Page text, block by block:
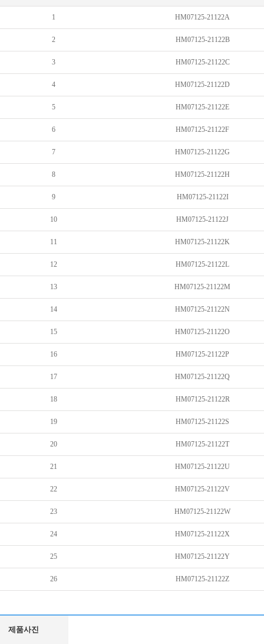
1 HM07125-21122A
2 HM07125-21122B
3 HM07125-21122C
4 HM07125-21122D
5 HM07125-21122E
6 HM07125-21122F
7 HM07125-21122G
8 HM07125-21122H
9 HM07125-21122I
10 HM07125-21122J
11 HM07125-21122K
12 HM07125-21122L
13 HM07125-21122M
14 HM07125-21122N
15 HM07125-21122O
16 HM07125-21122P
17 HM07125-21122Q
18 HM07125-21122R
19 HM07125-21122S
20 HM07125-21122T
21 HM07125-21122U
22 HM07125-21122V
23 HM07125-21122W
24 HM07125-21122X
25 HM07125-21122Y
26 HM07125-21122Z
제품사진